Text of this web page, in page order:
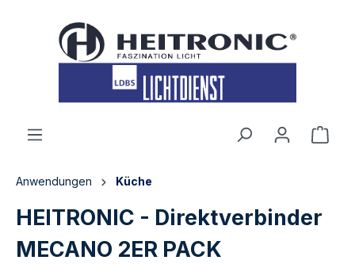
Anwendungen Küche
HEITRONIC - Direktverbinder
MECANO 2ER PACK